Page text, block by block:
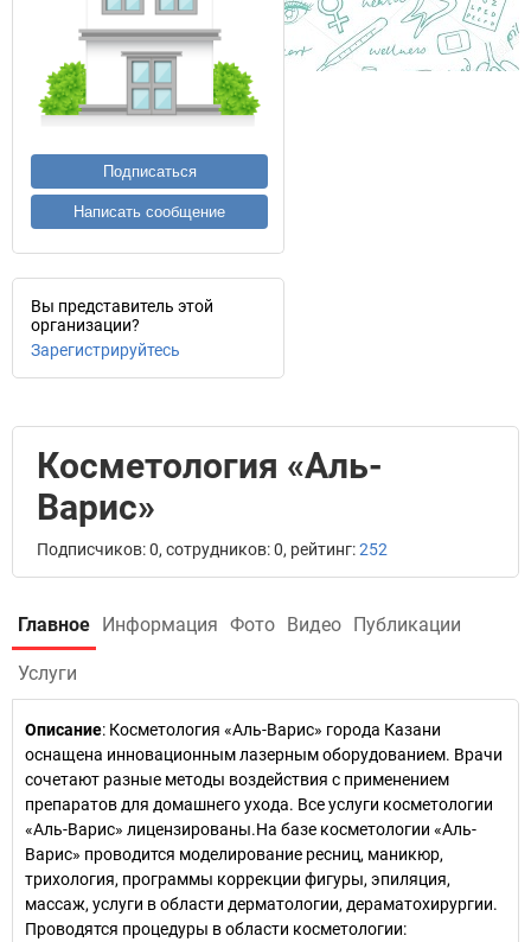
Подписаться
Написать сообщение
Вы представитель этой
организации?
Зарегистрируйтесь
Косметология «Аль-
Варис»
Подписчиков: 0, сотрудников: 0, рейтинг:252
Главное Информация Фото Видео Публикации
Услуги
Описание: Косметология «Аль-Варис» города Казани
оснащена инновационным лазерным оборудованием. Врачи
сочетают разные методы воздействия с применением
препаратов для домашнего ухода. Все услуги косметологии
«Аль-Варис» лицензированы.На базе косметологии «Аль-
Варис» проводится моделирование ресниц, маникюр,
трихология, программы коррекции фигуры, эпиляция,
массаж, услуги в области дерматологии, дераматохирургии.
Проводятся процедуры в области косметологии: